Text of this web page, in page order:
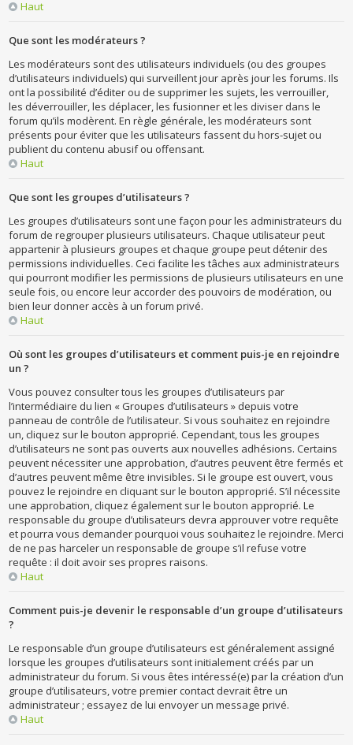
Haut
Que sont les modérateurs ?
Les modérateurs sont des utilisateurs individuels (ou des groupes
d’utilisateurs individuels) qui surveillent jour après jour les forums. Ils
ont la possibilité d’éditer ou de supprimer les sujets, les verrouiller,
les déverrouiller, les déplacer, les fusionner et les diviser dans le
forum qu’ils modèrent. En règle générale, les modérateurs sont
présents pour éviter que les utilisateurs fassent du hors-sujet ou
publient du contenu abusif ou offensant.
Haut
Que sont les groupes d’utilisateurs ?
Les groupes d’utilisateurs sont une façon pour les administrateurs du
forum de regrouper plusieurs utilisateurs. Chaque utilisateur peut
appartenir à plusieurs groupes et chaque groupe peut détenir des
permissions individuelles. Ceci facilite les tâches aux administrateurs
qui pourront modifier les permissions de plusieurs utilisateurs en une
seule fois, ou encore leur accorder des pouvoirs de modération, ou
bien leur donner accès à un forum privé.
Haut
Où sont les groupes d’utilisateurs et comment puis-je en rejoindre
un ?
Vous pouvez consulter tous les groupes d’utilisateurs par
l’intermédiaire du lien « Groupes d’utilisateurs » depuis votre
panneau de contrôle de l’utilisateur. Si vous souhaitez en rejoindre
un, cliquez sur le bouton approprié. Cependant, tous les groupes
d’utilisateurs ne sont pas ouverts aux nouvelles adhésions. Certains
peuvent nécessiter une approbation, d’autres peuvent être fermés et
d’autres peuvent même être invisibles. Si le groupe est ouvert, vous
pouvez le rejoindre en cliquant sur le bouton approprié. S’il nécessite
une approbation, cliquez également sur le bouton approprié. Le
responsable du groupe d’utilisateurs devra approuver votre requête
et pourra vous demander pourquoi vous souhaitez le rejoindre. Merci
de ne pas harceler un responsable de groupe s’il refuse votre
requête : il doit avoir ses propres raisons.
Haut
Comment puis-je devenir le responsable d’un groupe d’utilisateurs
?
Le responsable d’un groupe d’utilisateurs est généralement assigné
lorsque les groupes d’utilisateurs sont initialement créés par un
administrateur du forum. Si vous êtes intéressé(e) par la création d’un
groupe d’utilisateurs, votre premier contact devrait être un
administrateur ; essayez de lui envoyer un message privé.
Haut